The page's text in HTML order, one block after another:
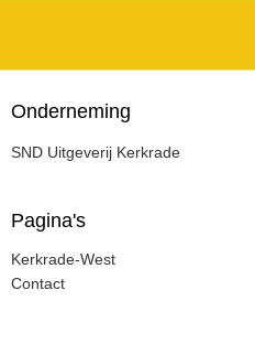
Onderneming
SND Uitgeverij Kerkrade
Pagina's
Kerkrade-West
Contact